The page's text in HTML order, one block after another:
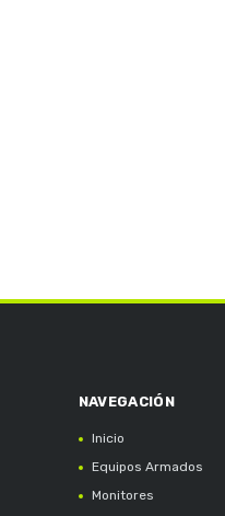
Inicio
Equipos Armados
Monitores